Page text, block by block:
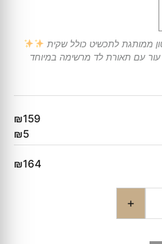
ממותגת לתכשיט כולל שקית
עור עם תאורת לד מרשימה במיוחד
₪159
₪5
₪164
+